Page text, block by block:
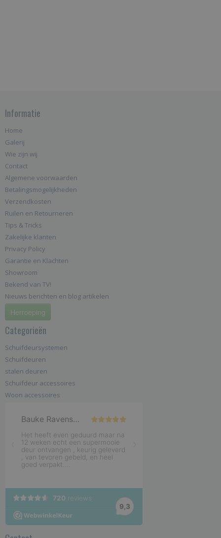
Informatie
Home
Galerij
Wie zijn wij
Contact
Algemene voorwaarden
Betalingsmogelijkheden
Verzendkosten
Ruilen en Retourneren
Tips & Tricks
Zakelijke klanten
Privacy Policy
Garantie en Klachten
Showroom
Bekend van TV!
Nieuws berichten en blog artikelen
Herroeping
Categorieën
Schuifdeursystemen
Schuifdeuren
stalen deuren
Schuifdeur accessoires
Woon accessoires